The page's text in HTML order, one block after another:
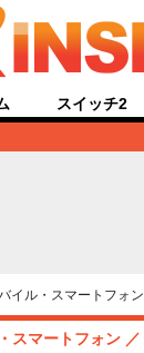
スイッチ2
イル・スマートフォン
スマートフォン